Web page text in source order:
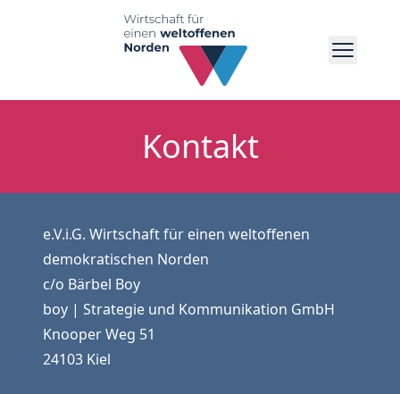
Menü
INFORMATIONSSAMMLUNG
PRESSE
VERANSTALTUNGEN
VEREIN Menü umschalten
VORSTAND
VEREINSSATZUNG
MITGLIED WERDEN
DOWNLOADS
KONTAKT
Kontakt
e.V.i.G. Wirtschaft für einen weltoffenen
demokratischen Norden
c/o Bärbel Boy
boy | Strategie und Kommunikation GmbH
Knooper Weg 51
24103 Kiel